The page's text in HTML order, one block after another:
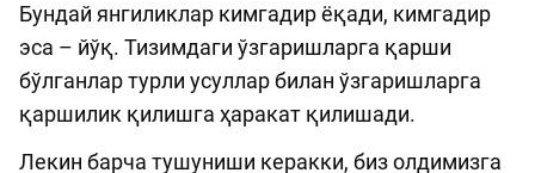
Бундай янгиликлар кимгадир ёқади, кимгадир
эса – йўқ. Тизимдаги ўзгаришларга қарши
бўлганлар турли усуллар билан ўзгаришларга
қаршилик қилишга ҳаракат қилишади.
Лекин барча тушуниши керакки, биз олдимизга